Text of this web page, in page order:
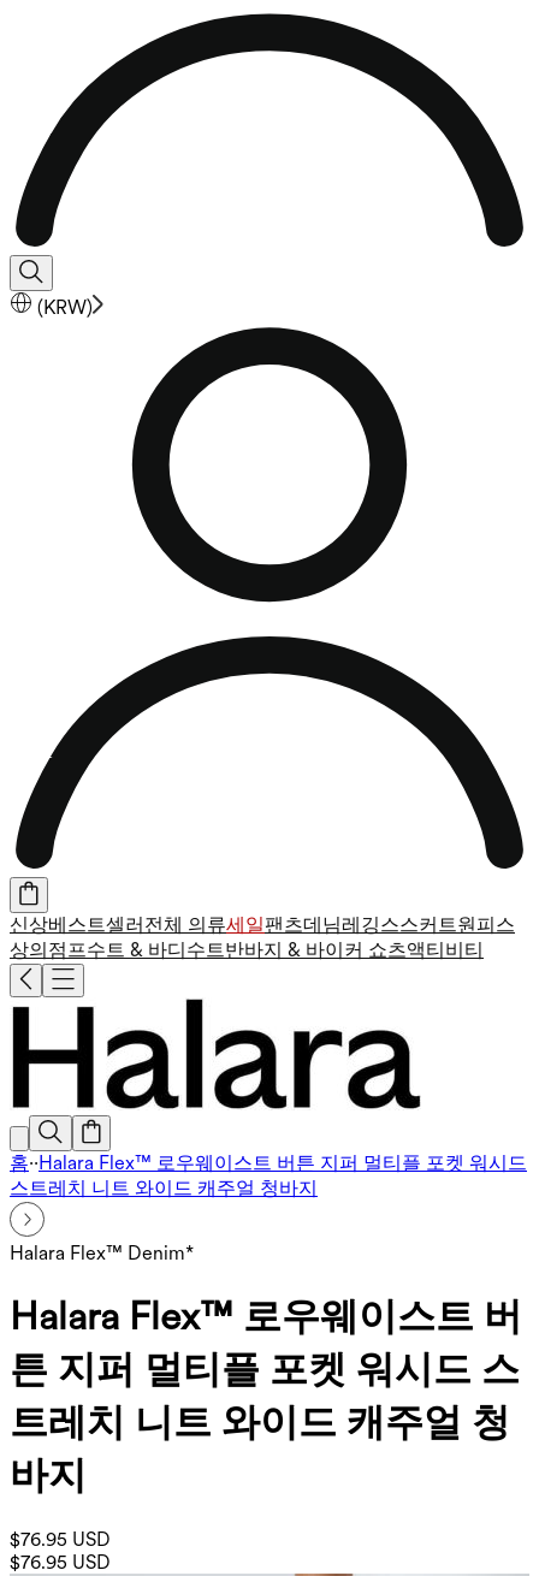
(KRW)
신상베스트셀러 전체 의류세일팬츠데님레깅스스커트원피스
상의 점프수트 & 바디수트반바지 & 바이커 쇼츠액티비티
홈··Halara Flex™ 로우웨이스트 버튼 지퍼 멀티플 포켓 워시드
스트레치 니트 와이드 캐주얼 청바지
Halara Flex™ Denim*
Halara Flex™ 로우웨이스트 버
튼 지퍼 멀티플 포켓 워시드 스
트레치 니트 와이드 캐주얼 청
바지
$76.95 USD
$76.95 USD